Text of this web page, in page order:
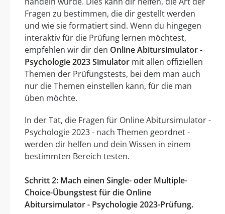
Fragen zu bestimmen, die dir gestellt werden
und wie sie formatiert sind. Wenn du hingegen
interaktiv für die Prüfung lernen möchtest,
empfehlen wir dir den Online Abitursimulator -
Psychologie 2023 Simulator mit allen offiziellen
Themen der Prüfungstests, bei dem man auch
nur die Themen einstellen kann, für die man
üben möchte.
In der Tat, die Fragen für Online Abitursimulator -
Psychologie 2023 - nach Themen geordnet -
werden dir helfen und dein Wissen in einem
bestimmten Bereich testen.
Schritt 2: Mach einen Single- oder Multiple-
Choice-Übungstest für die Online
Abitursimulator - Psychologie 2023-Prüfung.